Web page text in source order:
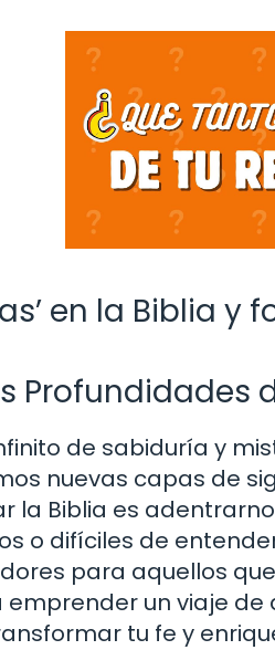
en la Biblia y
Profundidades
de sabiduría y
nuevas capas de
la Biblia es
o difíciles de
para aquellos
un viaje
tu fe y